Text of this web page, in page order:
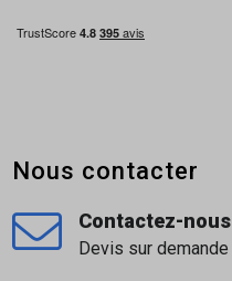
Nous contacter
Contactez-nous
Devis sur demande